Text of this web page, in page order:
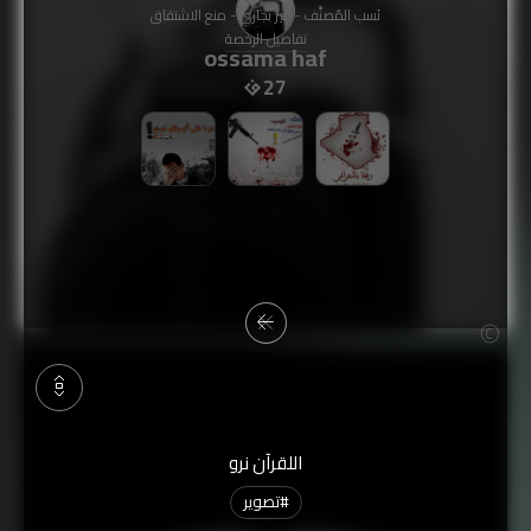
ossama haf
27
اللقرآن نرو
#تصوير
نَسب المُصنَّف - غير تجاري - منع الاشتقاق
تفاصيل الرخصة